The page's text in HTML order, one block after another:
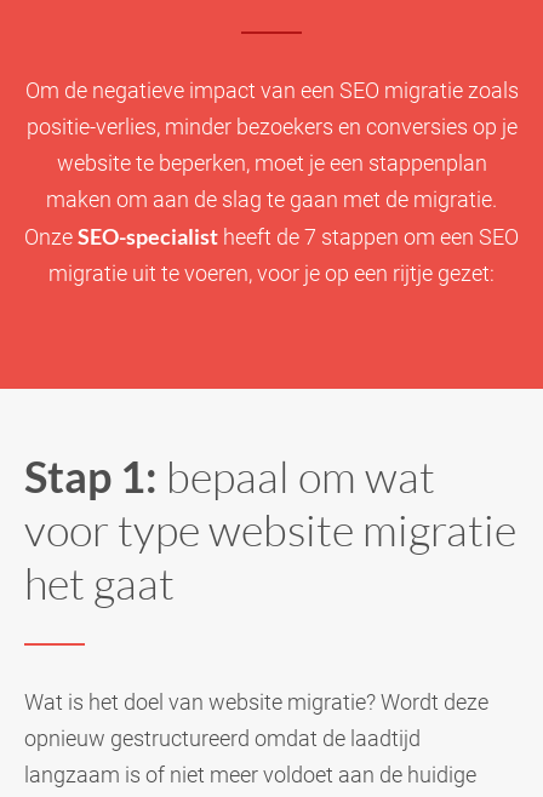
Om de negatieve impact van een SEO migratie zoals
positie-verlies, minder bezoekers en conversies op je
website te beperken, moet je een stappenplan
maken om aan de slag te gaan met de migratie.
OnzeSEO-specialist heeft de 7 stappen om een SEO
migratie uit te voeren, voor je op een rijtje gezet:
Stap 1: bepaal om wat
voor type website migratie
het gaat
Wat is het doel van website migratie? Wordt deze
opnieuw gestructureerd omdat de laadtijd
langzaam is of niet meer voldoet aan de huidige